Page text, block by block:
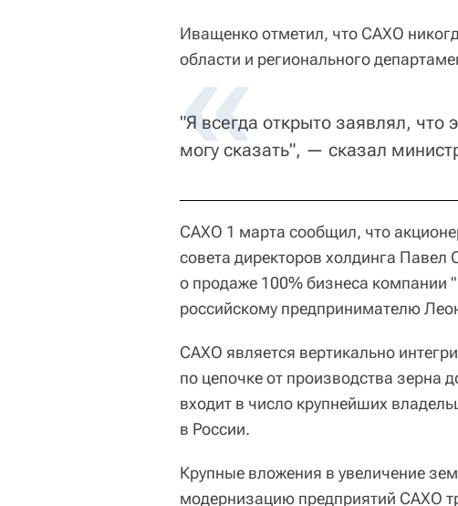
Иващенко отметил, что САХО
области и регионального
"Я всегда открыто заявлял,
могу сказать", — сказал
САХО 1 марта сообщил, что
совета директоров холдинга Павел
о продаже 100% бизнеса компании
российскому предпринимателю
САХО является вертикально
по цепочке от производства зерна
входит в число крупнейших
в России.
Крупные вложения в увеличение
модернизацию предприятий САХО